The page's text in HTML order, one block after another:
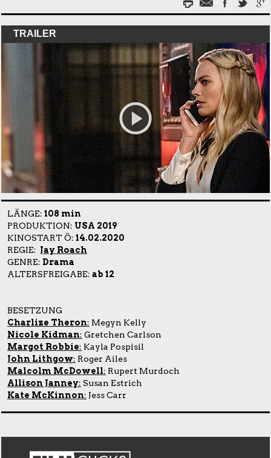
TRAILER
LÄNGE: 108 min
PRODUKTION: USA 2019
KINOSTART Ö: 14.02.2020
REGIE: Jay Roach
GENRE: Drama
ALTERSFREIGABE: ab 12
BESETZUNG
Charlize Theron: Megyn Kelly
Nicole Kidman: Gretchen Carlson
Margot Robbie: Kayla Pospisil
John Lithgow: Roger Ailes
Malcolm McDowell: Rupert Murdoch
Allison Janney: Susan Estrich
Kate McKinnon: Jess Carr